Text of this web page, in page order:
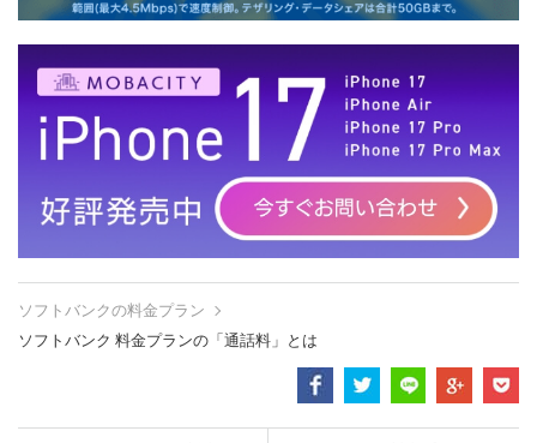
ソフトバンクの料金プラン
ソフトバンク 料金プランの「通話料」とは